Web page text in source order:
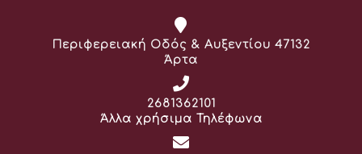
Διεύθυνση:
Περιφερειακή Οδός & Αυξεντίου 47132
Άρτα
Τηλέφωνο:
2681362101
Άλλα χρήσιμα Τηλέφωνα